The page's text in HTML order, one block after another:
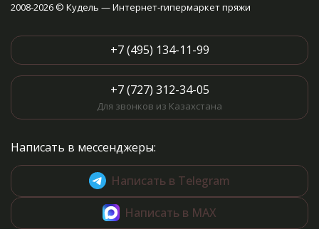
2008-2026 © Кудель — Интернет-гипермаркет пряжи
+7 (495) 134-11-99
+7 (727) 312-34-05
Для звонков из Казахстана
Написать в мессенджеры:
Написать в Telegram
Написать в MAX